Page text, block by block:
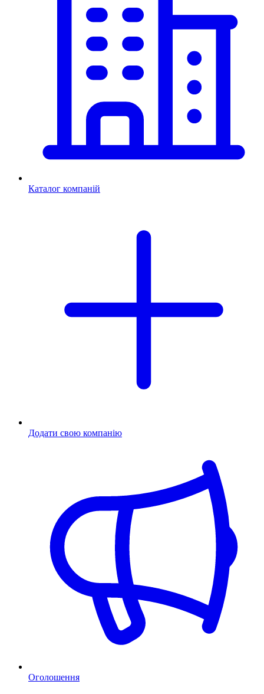
Каталог компаній
Додати свою компанію
Оголошення